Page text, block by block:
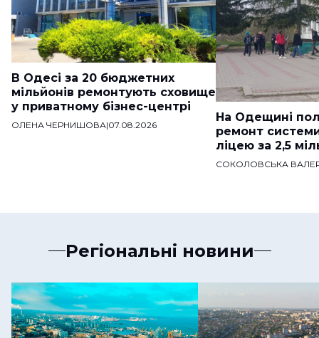
В Одесі за 20 бюджетних
мільйонів ремонтують сховище
у приватному бізнес-центрі
ОЛЕНА ЧЕРНИШОВА|07.08.2026
На Одещині
ремонт
ліцею за 2,5
СОКОЛОВСЬКА
Регіональні новини